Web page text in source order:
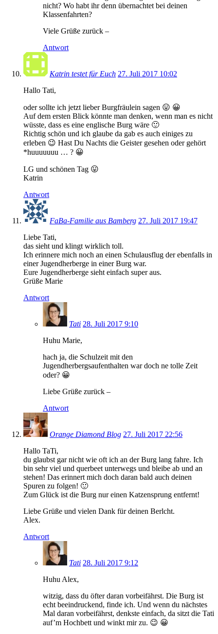
nicht? Wo habt ihr denn übernachtet bei deinen
Klassenfahrten?
Viele Grüße zurück –
Antwort
Katrin testet für Euch 27. Juli 2017 10:02
Hallo Tati,
oder sollte ich jetzt lieber Burgfräulein sagen 😛 😀
Auf dem ersten Blick könnte man denken, wenn man es nicht
wüsste, dass es eine englische Burg wäre 🙂
Richtig schön und ich glaube da gab es auch einiges zu
erleben 😉 Hast Du Nachts die Geister gesehen oder gehört
*huuuuuuu … ? 😀
LG und schönen Tag 😛
Katrin
Antwort
FaBa-Familie aus Bamberg 27. Juli 2017 19:47
Liebe Tati,
das sieht und klingt wirklich toll.
Ich erinnere mich noch an einen Schulausflug der ebenfalls in
einer Jugendherberge in einer Burg war.
Eure Jugendherberge sieht einfach super aus.
Grüße Marie
Antwort
Tati 28. Juli 2017 9:10
Huhu Marie,
hach ja, die Schulzeit mit den
Jugendherbergsaufenthalten war doch ne tolle Zeit
oder? 😀
Liebe Grüße zurück –
Antwort
Orange Diamond Blog 27. Juli 2017 22:56
Hallo TaTi,
du glaubst gar nicht wie oft ich an der Burg lang fahre. Ich
bin sehr viel und querbeet unterwegs und bleibe ab und an
stehen! Das erinnert mich doch daran bald auch deinen
Spuren zu folgen! 🙂
Zum Glück ist die Burg nur einen Katzensprung entfernt!
Liebe Grüße und vielen Dank für deinen Berlcht.
Alex.
Antwort
Tati 28. Juli 2017 9:12
Huhu Alex,
witzig, dass du öfter daran vorbeifährst. Die Burg ist
echt beeindruckend, finde ich. Und wenn du nächstes
Mal daran vorbeifährst, denkste einfach, da sitzt die Tati
auf’m Hochbett und winkt mir zu. 😉 😀